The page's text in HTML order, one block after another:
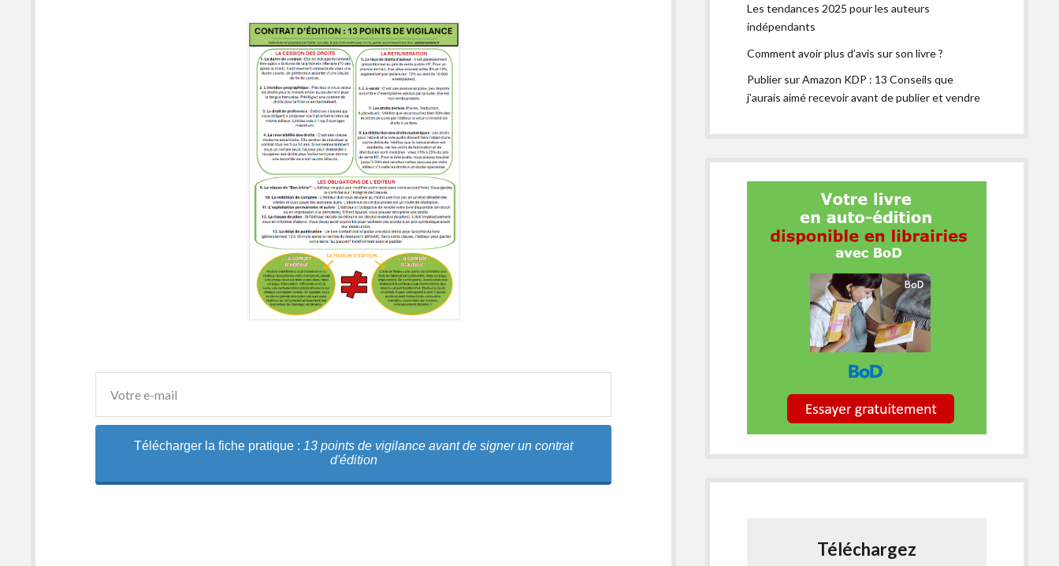
Télécharger la fiche pratique : 13 points de vigilance avant de signer un contrat
d'édition
Les tendances 2025 pour les auteurs
indépendants
Comment avoir plus d’avis sur son livre ?
Publier sur Amazon KDP : 13 Conseils que
j’aurais aimé recevoir avant de publier et vendre
Téléchargez